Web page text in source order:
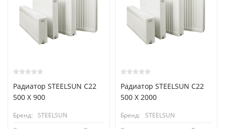
Радиатор STEELSUN С22
500 X 900
Бренд:
STEELSUN
Радиатор STEELSUN С22
500 X 2000
Бренд:
STEELSUN